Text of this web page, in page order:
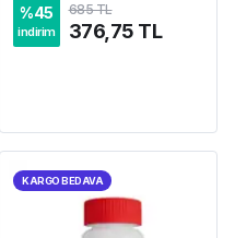
%45
indirim
685 TL
376,75 TL
KARGO BEDAVA